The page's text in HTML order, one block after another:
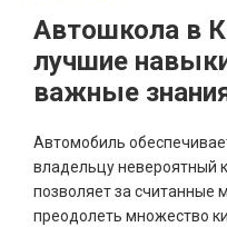
важным является и
условий в салон...
Автошкола в
лучшие
важные
Автомобиль
владельцу невероятный
позволяет за считанные
преодолеть множество